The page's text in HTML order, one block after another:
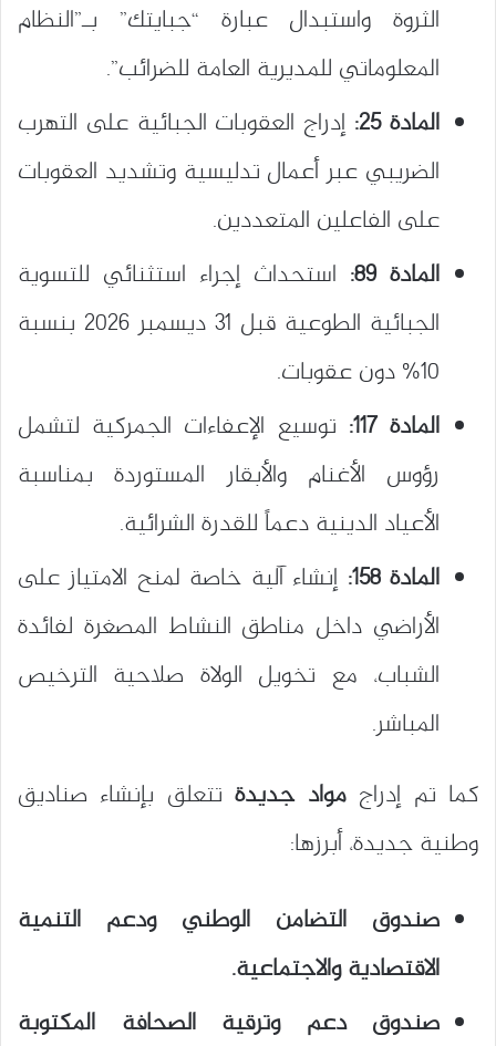
الثروة واستبدال عبارة “جبايتك” بـ”النظام
المعلوماتي للمديرية العامة للضرائب”.
المادة 25:
إدراج العقوبات الجبائية على التهرب
الضريبي عبر أعمال تدليسية وتشديد العقوبات
على الفاعلين المتعددين.
المادة 89:
استحداث إجراء استثنائي للتسوية
الجبائية الطوعية قبل 31 ديسمبر 2026 بنسبة
10% دون عقوبات.
المادة 117:
توسيع الإعفاءات الجمركية لتشمل
رؤوس الأغنام والأبقار المستوردة بمناسبة
الأعياد الدينية دعماً للقدرة الشرائية.
المادة 158:
إنشاء آلية خاصة لمنح الامتياز على
الأراضي داخل مناطق النشاط المصغرة لفائدة
الشباب، مع تخويل الولاة صلاحية الترخيص
المباشر.
كما تم إدراجمواد جديدةتتعلق بإنشاء صناديق
وطنية جديدة، أبرزها:
صندوق التضامن الوطني ودعم التنمية
الاقتصادية والاجتماعية.
صندوق دعم وترقية الصحافة المكتوبة